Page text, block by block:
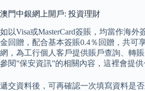
澳門中銀網上開戶: 投資理財
如以Visa或MasterCard簽賬，均當作海
金回贈，配合基本簽賬0.4％回贈，共可
網，為工行個人客戶提供賬戶查詢、轉
參閱”保安資訊”的相關內容，這裡會提
遞交資料後，可再確認一次填寫資料是